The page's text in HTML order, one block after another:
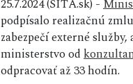
25.7.2024 (SITA.sk) -
podpísalo realizačnú
zabezpečí externé
ministerstvo od
odpracovať až 33 hodín.